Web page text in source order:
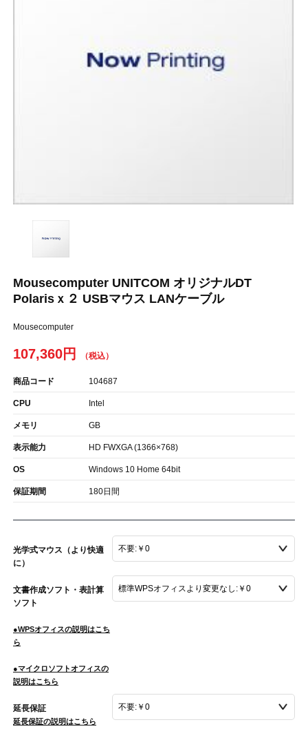
Mousecomputer UNITCOM オリジナルDT
Polarisｘ２ USBマウス LANケーブル
Mousecomputer
107,360円
商品コード 104687
CPU Intel
メモリ GB
表示能力 HD FWXGA (1366×768)
OS Windows 10 Home 64bit
保証期間 180日間
光学式マウス（より快適
に）
文書作成ソフト・表計算
ソフト
●WPSオフィスの説明はこち
ら
●マイクロソフトオフィスの
説明はこちら
延長保証
延長保証の説明はこちら